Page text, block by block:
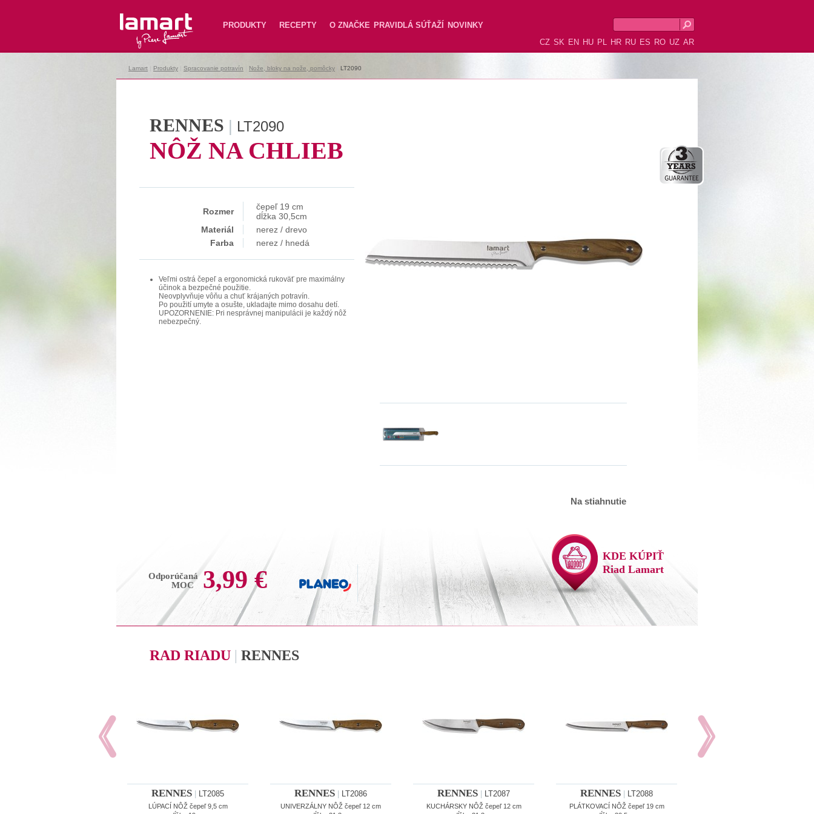
Lamart PRODUKTY RECEPTY O ZNAČKE PRAVIDLÁ SÚŤAŽÍ
NOVINKY
CZ SK EN HU PL HR RU ES RO UZ AR
Lamart Produkty Spracovanie potravín Nože, bloky na nože, pomôcky LT2090
Na stiahnutie
RENNES | LT2090
NÔŽ NA CHLIEB
Rozmer
čepeľ 19 cm
dĺžka 30,5cm
Materiál
nerez / drevo
Farba
nerez / hnedá
Veľmi ostrá čepeľ a ergonomická rukoväť pre maximálny
účinok a bezpečné použitie.
Neovplyvňuje vôňu a chuť krájaných potravín.
Po použití umyte a osušte, ukladajte mimo dosahu detí.
UPOZORNENIE: Pri nesprávnej manipulácii je každý nôž
nebezpečný.
Odporúčaná
MOC
3,99 €
KDE KÚPIŤ
Riad Lamart
RAD RIADU | RENNES
RENNES LT2085
LÚPACÍ NÔŽ čepeľ 9,5 cm
RENNES LT2086
UNIVERZÁLNY NÔŽ čepeľ 12 cm
RENNES LT2087
KUCHÁRSKY NÔŽ čepeľ 12 cm
RENNES LT2088
PLÁTKOVACÍ NÔŽ čepeľ 19 cm